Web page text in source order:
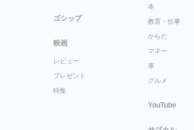
ゴシップ
映画
レビュー
プレゼント
特集
本
教育・仕事
からだ
マネー
車
グルメ
YouTube